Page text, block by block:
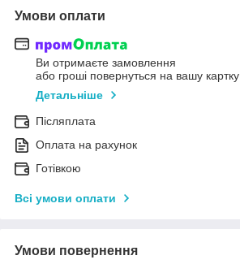
Умови оплати
Ви отримаєте замовлення
або гроші повернуться на вашу картку
Детальніше
Післяплата
Оплата на рахунок
Готівкою
Всі умови оплати
Умови повернення